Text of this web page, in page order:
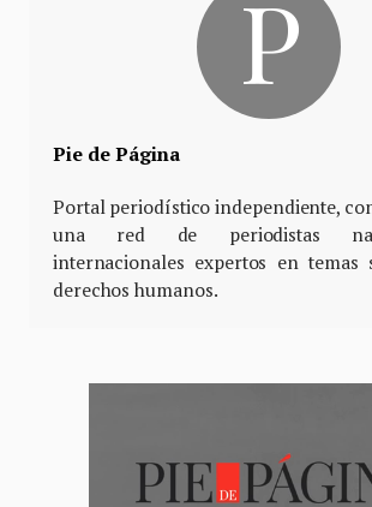
Pie de Página
Portal periodístico independiente,
una red de periodistas
internacionales expertos en temas
derechos humanos.